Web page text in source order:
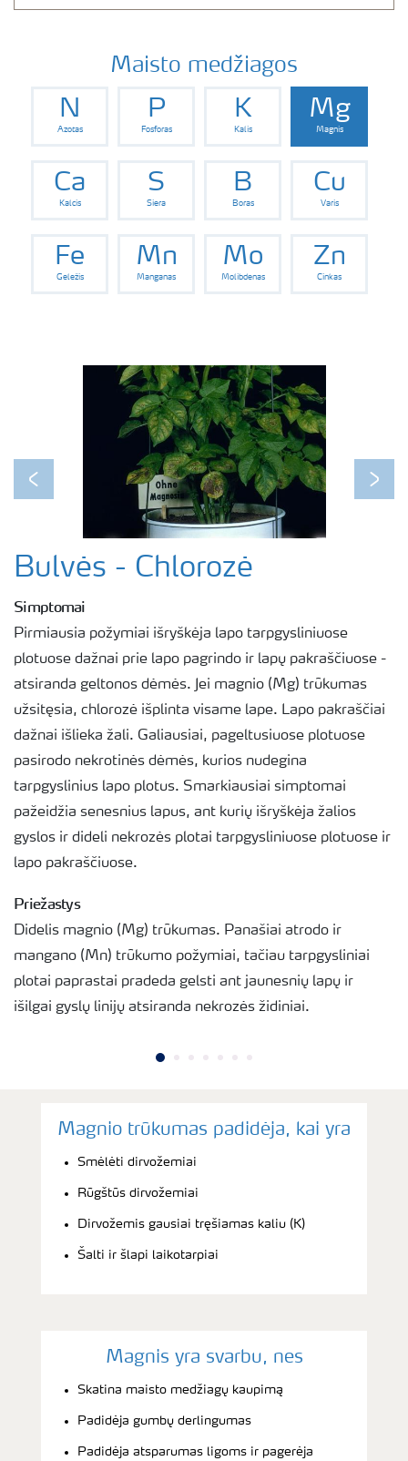
Maisto medžiagos
N
Azotas
P
Fosforas
K
Kalis
Mg
Magnis
Ca
Kalcis
S
Siera
B
Boras
Cu
Varis
Fe
Geležis
Mn
Manganas
Mo
Molibdenas
Zn
Cinkas
Previous Next
Bulvės - Chlorozė
Simptomai
Pirmiausia požymiai išryškėja lapo tarpgysliniuose
plotuose dažnai prie lapo pagrindo ir lapų pakraščiuose -
atsiranda geltonos dėmės. Jei magnio (Mg) trūkumas
užsitęsia, chlorozė išplinta visame lape. Lapo pakraščiai
dažnai išlieka žali. Galiausiai, pageltusiuose plotuose
pasirodo nekrotinės dėmės, kurios nudegina
tarpgyslinius lapo plotus. Smarkiausiai simptomai
pažeidžia senesnius lapus, ant kurių išryškėja žalios
gyslos ir dideli nekrozės plotai tarpgysliniuose plotuose ir
lapo pakraščiuose.
Priežastys
Didelis magnio (Mg) trūkumas. Panašiai atrodo ir
mangano (Mn) trūkumo požymiai, tačiau tarpgysliniai
plotai paprastai pradeda gelsti ant jaunesnių lapų ir
išilgai gyslų linijų atsiranda nekrozės židiniai.
Magnio trūkumas padidėja, kai yra
Smėlėti dirvožemiai
Rūgštūs dirvožemiai
Dirvožemis gausiai tręšiamas kaliu (K)
Šalti ir šlapi laikotarpiai
Magnis yra svarbu, nes
Skatina maisto medžiagų kaupimą
Padidėja gumbų derlingumas
Padidėja atsparumas ligoms ir pagerėja